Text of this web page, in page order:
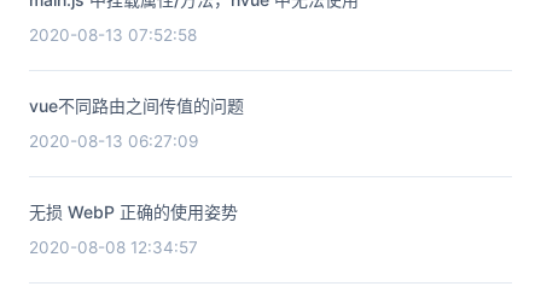
2020-08-13 07:52:58
vue不同路由之间传值的问题
2020-08-13 06:27:09
无损 WebP 正确的使用姿势
2020-08-08 12:34:57